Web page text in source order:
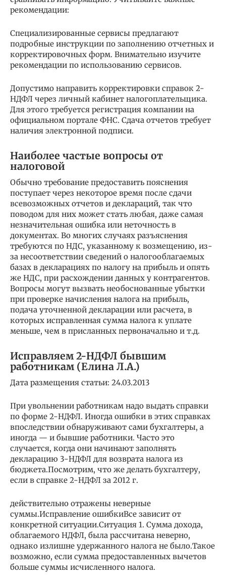
рекомендации:
Специализированные сервисы предлагают
подробные инструкции по заполнению отчетных и
корректировочных форм. Внимательно изучите
рекомендации по использованию сервисов.
Допустимо направить корректировки справок 2-
НДФЛ через личный кабинет налогоплательщика.
Для этого требуется регистрация компании на
официальном портале ФНС. Сдача отчетов требует
наличия электронной подписи.
Наиболее частые вопросы от
налоговой
Обычно требование предоставить пояснения
поступает через некоторое время после сдачи
всевозможных отчетов и деклараций, так что
поводом для них может стать любая, даже самая
незначительная ошибка или неточность в
документах. Во многих случаях разъяснения
требуются по НДС, указанному к возмещению, из-
за несоответствии сведений о налогооблагаемых
базах в декларациях по налогу на прибыль и опять
же НДС, при расхождении данных у контрагентов.
Вопросы могут вызвать необоснованные убытки
при проверке начисления налога на прибыль,
подача уточненной декларации или расчета, в
которых исправленная сумма налога к уплате
меньше, чем в присланных первоначально и т.д.
Исправляем 2-НДФЛ бывшим
работникам (Елина Л.А.)
Дата размещения статьи: 24.03.2013
При увольнении работникам надо выдать справки
по форме 2-НДФЛ. Иногда ошибки в этих справках
впоследствии обнаруживают сами бухгалтеры, а
иногда — и бывшие работники. Часто это
случается, когда они начинают заполнять
декларацию 3-НДФЛ для возврата налога из
бюджета.Посмотрим, что же делать бухгалтеру,
если в справке 2-НДФЛ за 2012 г.
действительно отражены неверные
суммы.Исправление ошибкиВсе зависит от
конкретной ситуации.Ситуация 1. Сумма дохода,
облагаемого НДФЛ, была рассчитана неверно,
однако излишне удержанного налога не было.Такое
возможно, если сумма предоставленных вычетов
больше суммы исчисленного налога.